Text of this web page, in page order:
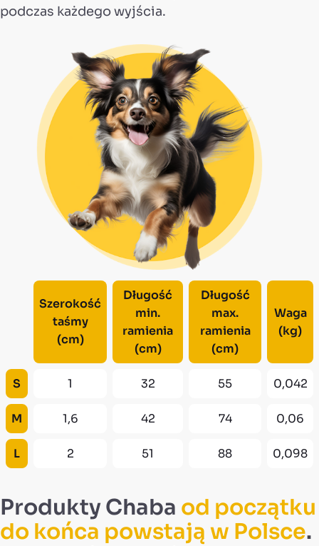
podczas każdego wyjścia.
Szerokość
taśmy
(cm)
Długość
min.
ramienia
(cm)
Długość
max.
ramienia
(cm)
Waga
(kg)
S 1 32 55 0,042
M 1,6 42 74 0,06
L 2 51 88 0,098
Produkty Chaba od początku
do końca powstają w Polsce.